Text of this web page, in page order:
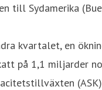
till Sydamerika
kvartalet, en
på 1,1 miljarder